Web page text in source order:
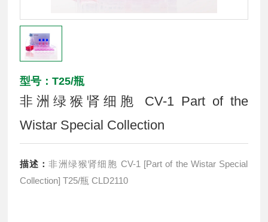
型号：T25/瓶
非洲绿猴肾细胞 CV-1 Part of the
Wistar Special Collection
描述：非洲绿猴肾细胞 CV-1 [Part of the Wistar Special
Collection] T25/瓶 CLD2110